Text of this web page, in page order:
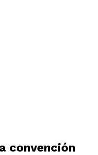
convención